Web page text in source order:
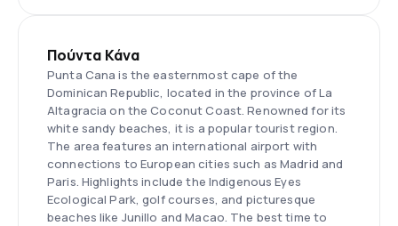
Πούντα Κάνα
Punta Cana is the easternmost cape of the
Dominican Republic, located in the province of La
Altagracia on the Coconut Coast. Renowned for its
white sandy beaches, it is a popular tourist region.
The area features an international airport with
connections to European cities such as Madrid and
Paris. Highlights include the Indigenous Eyes
Ecological Park, golf courses, and picturesque
beaches like Junillo and Macao. The best time to